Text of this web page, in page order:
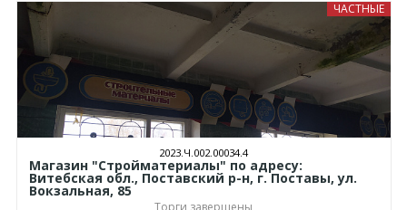
ЧАСТНЫЕ
2023.Ч.002.00034.4
Магазин "Стройматериалы" по адресу:
Витебская обл., Поставский р-н, г. Поставы, ул.
Вокзальная, 85